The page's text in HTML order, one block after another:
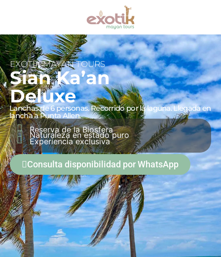
EXOTIK MAYAN TOURS
Sian Ka’an
Deluxe
Lanchas de 6 personas. Recorrido por la laguna. Llegada en
lancha a Punta Allen.
Reserva de la Biosfera
Naturaleza en estado puro
Experiencia exclusiva
Consulta disponibilidad por WhatsApp